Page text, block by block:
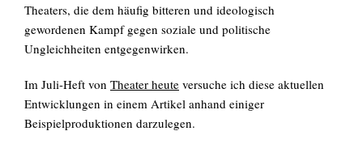
Suchen
Theaters, die dem häufig bitteren und ideologisch
gewordenen Kampf gegen soziale und politische
Ungleichheiten entgegenwirken.
Im Juli-Heft von Theater heute versuche ich diese aktuellen
Entwicklungen in einem Artikel anhand einiger
Beispielproduktionen darzulegen.